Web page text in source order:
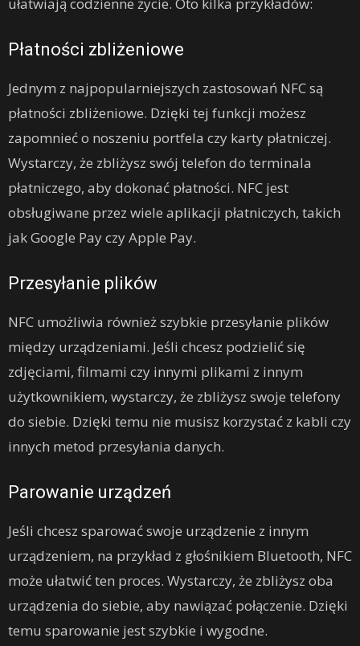
Płatności zbliżeniowe
Jednym z najpopularniejszych zastosowań NFC są
płatności zbliżeniowe. Dzięki tej funkcji możesz
zapomnieć o noszeniu portfela czy karty płatniczej.
Wystarczy, że zbliżysz swój telefon do terminala
płatniczego, aby dokonać płatności. NFC jest
obsługiwane przez wiele aplikacji płatniczych, takich
jak Google Pay czy Apple Pay.
Przesyłanie plików
NFC umożliwia również szybkie przesyłanie plików
między urządzeniami. Jeśli chcesz podzielić się
zdjęciami, filmami czy innymi plikami z innym
użytkownikiem, wystarczy, że zbliżysz swoje telefony
do siebie. Dzięki temu nie musisz korzystać z kabli czy
innych metod przesyłania danych.
Parowanie urządzeń
Jeśli chcesz sparować swoje urządzenie z innym
urządzeniem, na przykład z głośnikiem Bluetooth, NFC
może ułatwić ten proces. Wystarczy, że zbliżysz oba
urządzenia do siebie, aby nawiązać połączenie. Dzięki
temu sparowanie jest szybkie i wygodne.